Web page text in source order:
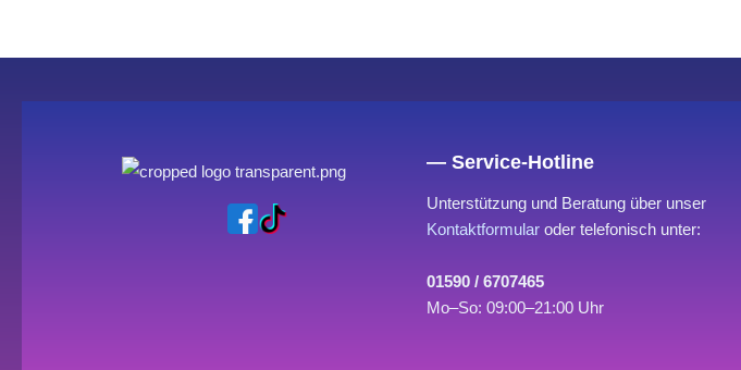
— Service-Hotline
Unterstützung und Beratung über unser
Kontaktformular oder telefonisch unter:
01590 / 6707465
Mo–So: 09:00–21:00 Uhr